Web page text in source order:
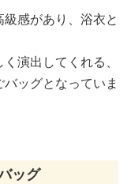
感があり、浴衣と
演出してくれる、
ッグとなっていま
ッグ